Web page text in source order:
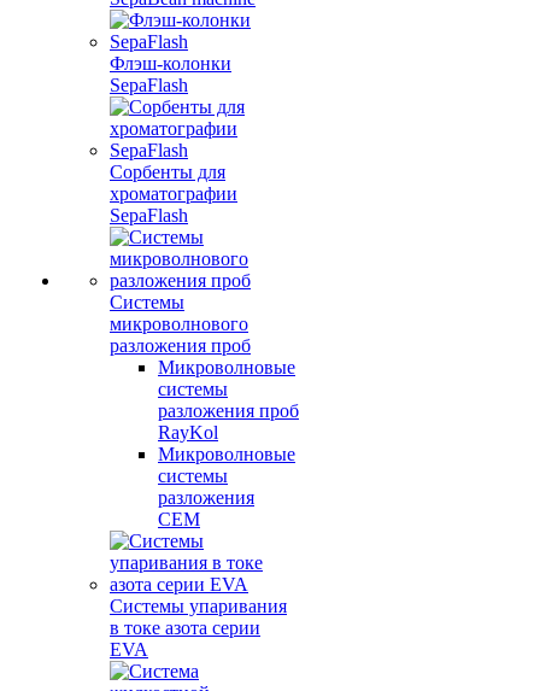
Флэш-колонки
SepaFlash
Сорбенты для
хроматографии
SepaFlash
Системы
микроволнового
разложения проб
Микроволновые
системы
разложения проб
RayKol
Микроволновые
системы
разложения
CEM
Системы упаривания
в токе азота серии
EVA